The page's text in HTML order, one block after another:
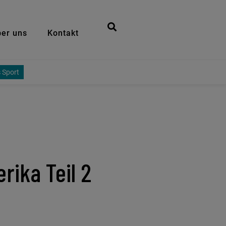
uns Kontakt
Sport
Teil 2